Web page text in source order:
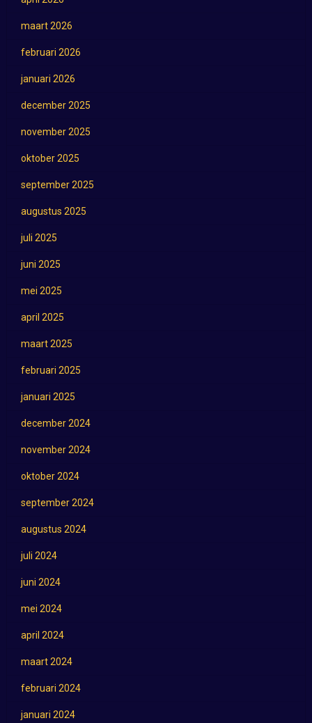
maart 2026
februari 2026
januari 2026
december 2025
november 2025
oktober 2025
september 2025
augustus 2025
juli 2025
juni 2025
mei 2025
april 2025
maart 2025
februari 2025
januari 2025
december 2024
november 2024
oktober 2024
september 2024
augustus 2024
juli 2024
juni 2024
mei 2024
april 2024
maart 2024
februari 2024
januari 2024